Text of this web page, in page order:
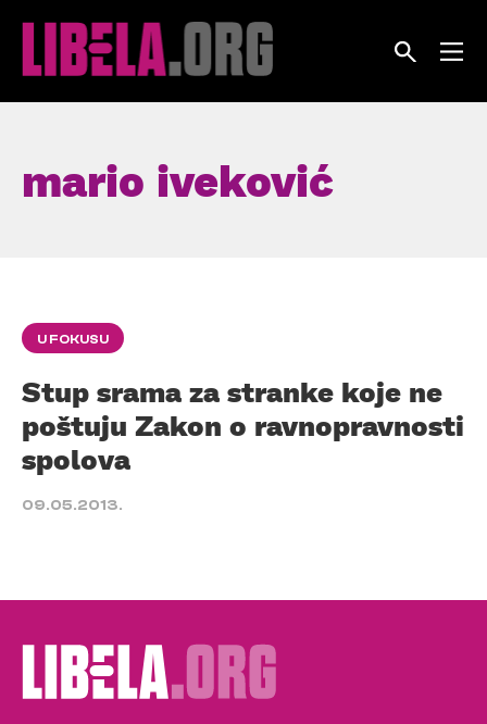
mario iveković
U FOKUSU
Stup srama za stranke koje ne
poštuju Zakon o ravnopravnosti
spolova
09.05.2013.